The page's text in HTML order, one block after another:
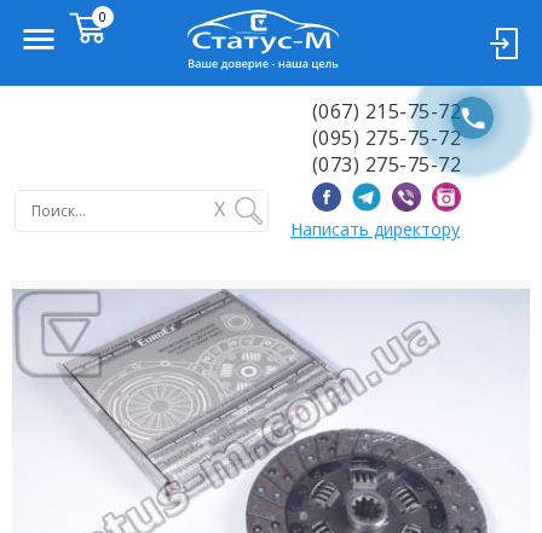
X
(067) 215-75-72
(095) 275-75-72
(073) 275-75-72
Написать директору